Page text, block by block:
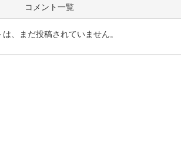
コメント一覧
、まだ投稿されていません。